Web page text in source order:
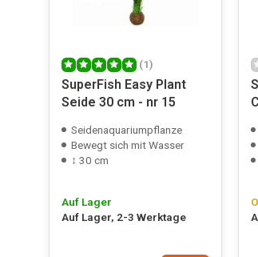
(1)
SuperFish Easy Plant
Seide 30 cm - nr 15
Seidenaquariumpflanze
Bewegt sich mit Wasser
↕ 30 cm
Auf Lager
Auf Lager, 2-3 Werktage